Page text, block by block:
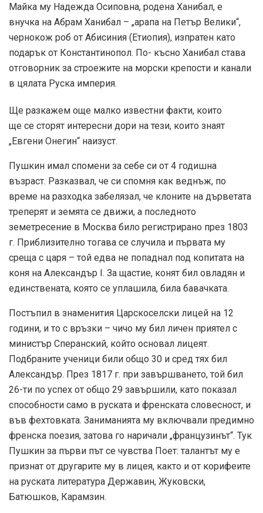
Майка му Надежда Осиповна, родена Ханибал, е
внучка на Абрам Ханибал – „арапа на Петър Велики“,
чернокож роб от Абисиния (Етиопия), изпратен като
подарък от Константинопол. По- късно Ханибал става
отговорник за строежите на морски крепости и канали
в цялата Руска империя.
Ще разкажем още малко известни факти, които
ще се сторят интересни дори на тези, които знаят
„Евгени Онегин“ наизуст.
Пушкин имал спомени за себе си от 4 годишна
възраст. Разказвал, че си спомня как веднъж, по
време на разходка забелязал, че клоните на дърветата
треперят и земята се движи, а последното
земетресение в Москва било регистрирано през 1803
г. Приблизително тогава се случила и първата му
среща с царя – той едва не попаднал под копитата на
коня на Александър I. За щастие, конят бил овладян и
единствената, която се уплашила, била бавачката.
Постъпил в знаменития Царскоселски лицей на 12
години, и то с връзки – чичо му бил личен приятел с
министър Сперанский, който основал лицеят.
Подбраните ученици били общо 30 и сред тях бил
Александър. През 1817 г. при завършването, той бил
26-ти по успех от общо 29 завършили, като показал
способности само в руската и френската словесност, и
във фехтовката. Заниманията му включвали предимно
френска поезия, затова го наричали „французинът“. Тук
Пушкин за първи път се чувства Поет: талантът му е
признат от другарите му в лицея, както и от корифеите
на руската литература Державин, Жуковски,
Батюшков, Карамзин.